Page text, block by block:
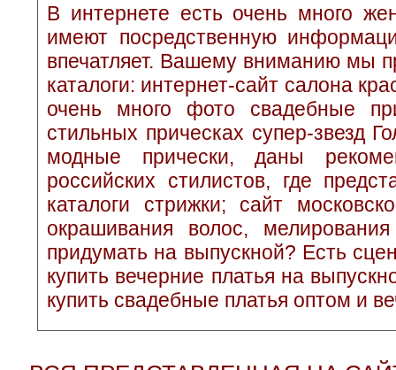
В интернете есть очень много
имеют посредственную
впечатляет. Вашему вниманию мы
каталоги: интернет-сайт салона
очень много фото свадебные
стильных прическах супер-звезд
модные прически, даны
российских стилистов, где
каталоги стрижки; сайт
окрашивания волос,
придумать на выпускной? Есть
купить вечерние платья на
купить свадебные платья оптом и